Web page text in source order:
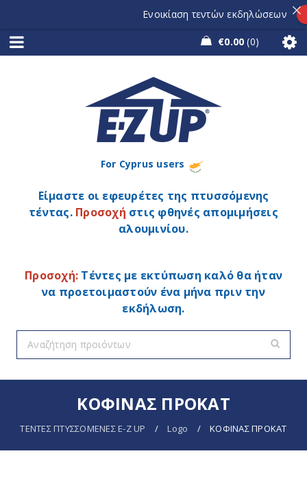
€0.00 0
For Cyprus users
Είμαστε οι εφευρέτες της πτυσσόμενης
τέντας. Προσοχή στις φθηνές απομιμήσεις
αλουμινίου.
Προσοχή: Τέντες με εκτύπωση καλό θα ήταν
να προετοιμαστούν ένα μήνα πριν την
εκδήλωση.
ΚΟΦΙΝΑΣ ΠΡΟΚΑΤ
ΤΕΝΤΕΣ ΠΤΥΣΣΟΜΕΝΕΣ E-Z UP / Logo / ΚΟΦΙΝΑΣ ΠΡΟΚΑΤ
Ενοικίαση τεντών εκδηλώσεων